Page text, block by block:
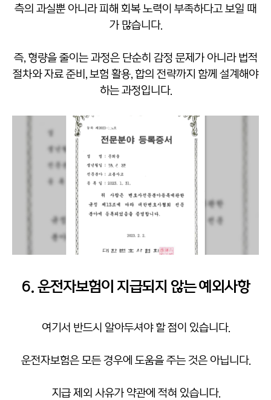
측의 과실뿐 아니라 피해 회복 노력이 부족하다고 보일 때
가 많습니다.
즉, 형량을 줄이는 과정은 단순히 감정 문제가 아니라 법적
절차와 자료 준비, 보험 활용, 합의 전략까지 함께 설계해야
하는 과정입니다.
6. 운전자보험이 지급되지 않는 예외사항
여기서 반드시 알아두셔야 할 점이 있습니다.
운전자보험은 모든 경우에 도움을 주는 것은 아닙니다.
지급 제외 사유가 약관에 적혀 있습니다.